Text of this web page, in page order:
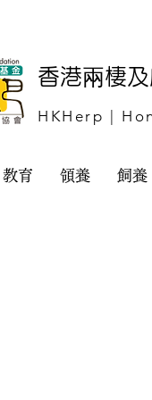
香港兩棲
HKHerp |
教育 領養 飼養